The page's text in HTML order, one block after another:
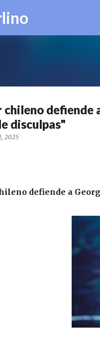
defiende
disculpas"
2025
defiende a